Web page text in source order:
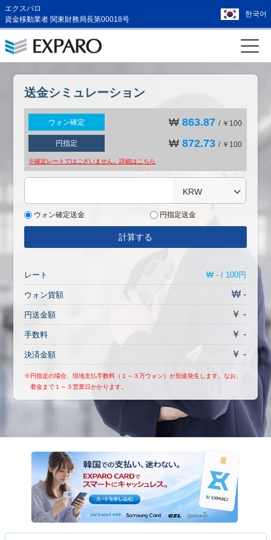
エクスパロ
資金移動業者 関東財務局長第00018号
한국어
送金シミュレーション
ウォン確定 ₩863.87 / ￥100
円指定 ₩872.73 / ￥100
※確定レートではございません。詳細は こちら
KRW
ウォン確定送金 円指定送金
計算する
レート ₩ - / 100円
ウォン貨額 ₩ -
円送金額 ￥ -
手数料 ￥ -
決済金額 ￥ -
※円指定の場合、現地支払手数料（１～３万ウォン）が別途発生します。なお、
着金まで１～３営業日かかります。